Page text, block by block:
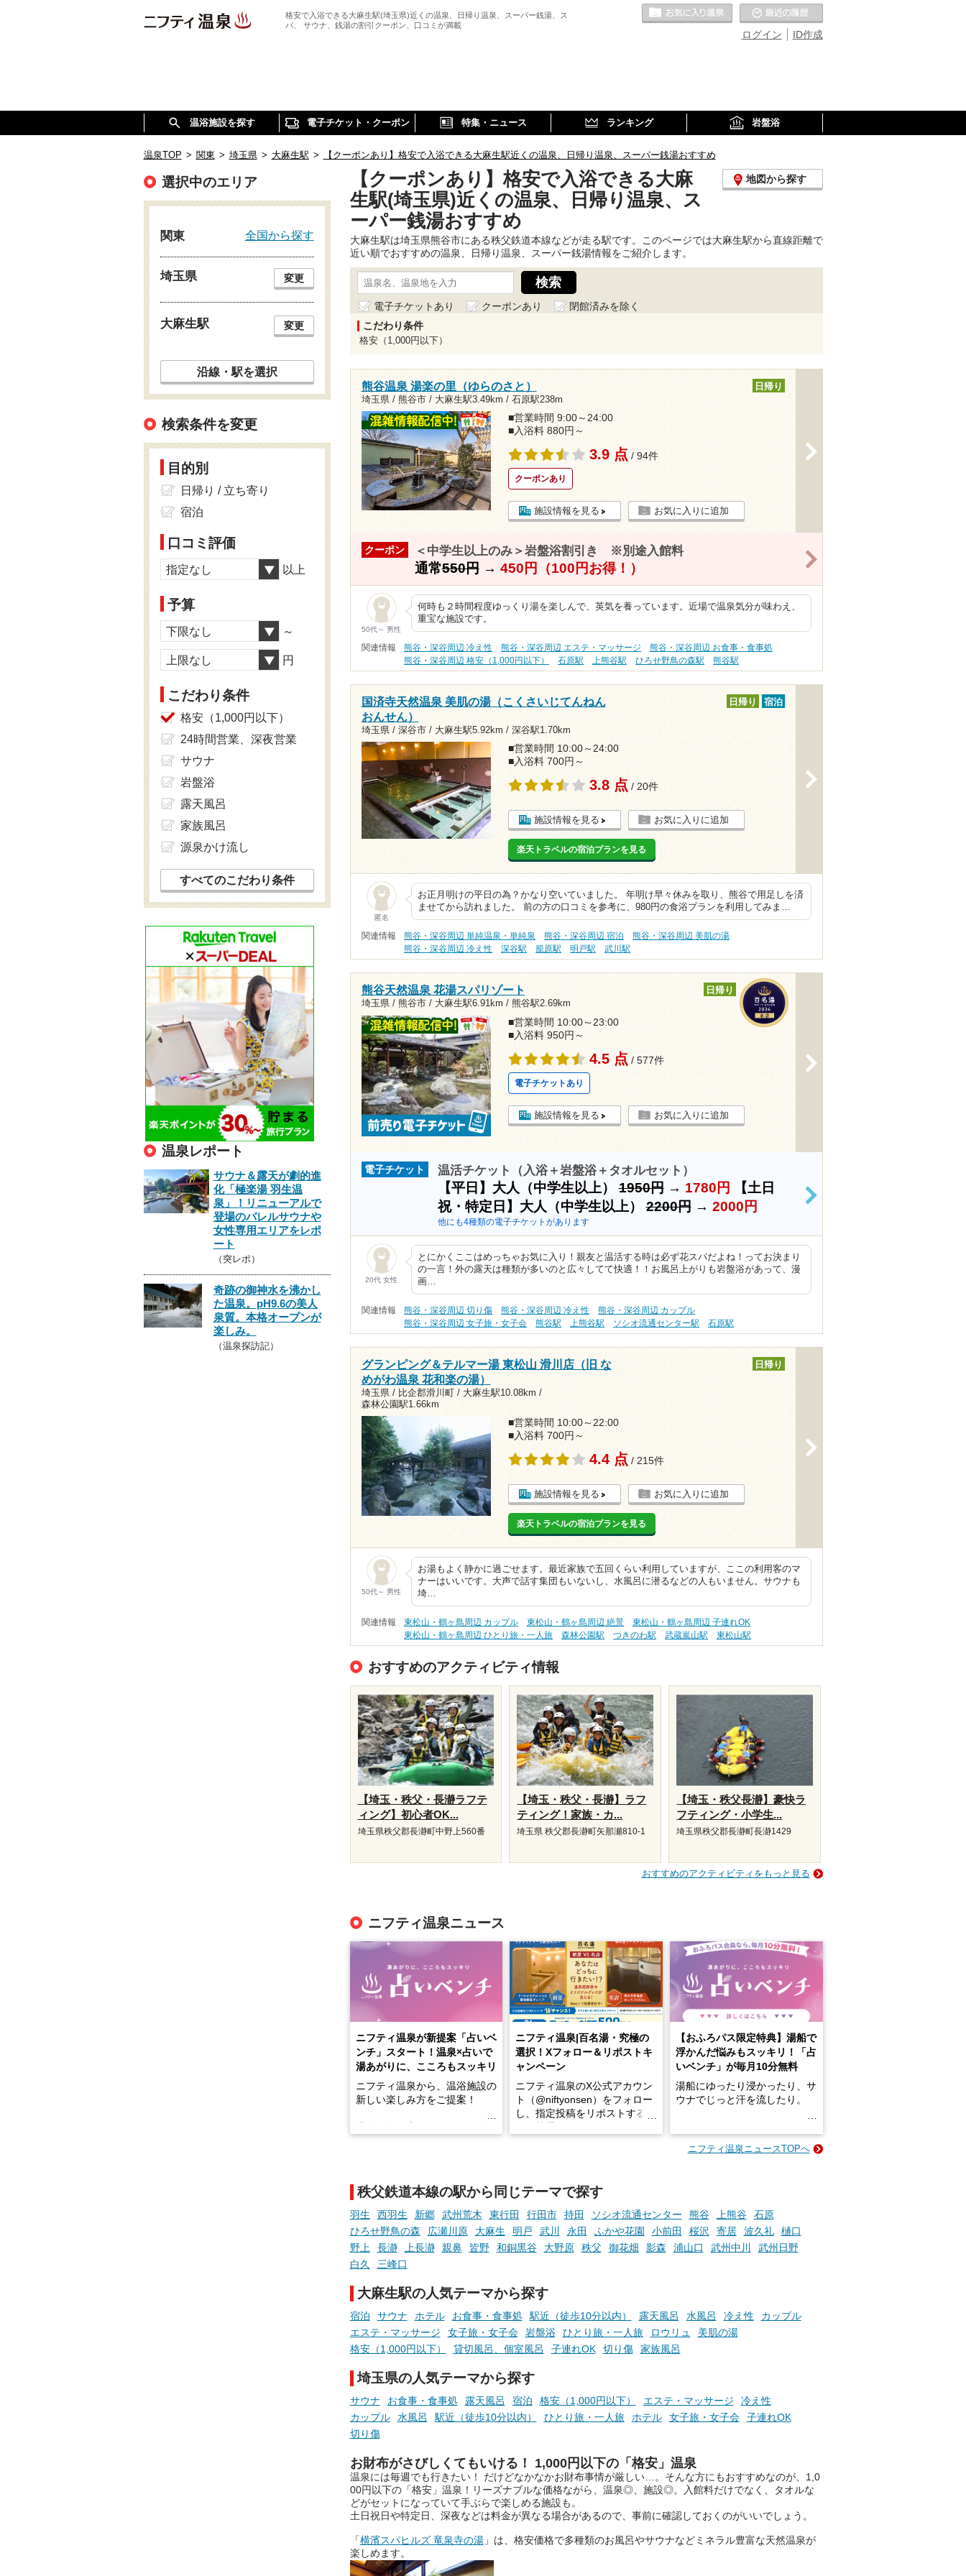
格安で入浴できる大麻生駅(埼玉県)近くの温泉、日帰り温泉、スーパー銭湯、ス
パ、 サウナ、銭湯の割引クーポン、口コミが満載
ID作成
ログイン
お気に入りの温泉
温浴施設を探す 電子チケット・クーポン 特集・ニュース ランキング 岩盤浴
温泉TOP > 関東 > 埼玉県 > 大麻生駅 > 【クーポンあり】格安で入浴できる大麻生駅近くの温泉、日帰り温泉、スーパー銭湯おすすめ
【クーポンあり】格安で入浴できる大麻
生駅(埼玉県)近くの温泉、日帰り温泉、ス
ーパー銭湯おすすめ
地図から探す
大麻生駅は埼玉県熊谷市にある秩父鉄道本線などが走る駅です。このページでは大麻生駅から直線距離で
近い順でおすすめの温泉、日帰り温泉、スーパー銭湯情報をご紹介します。
電子チケットあり クーポンあり
閉館済みを除く
こだわり条件
格安（1,000円以下）
熊谷温泉 湯楽の里（ゆらのさと）
埼玉県 / 熊谷市 / 大麻生駅3.49km / 石原駅238m
日帰り
■営業時間 9:00～24:00
■入浴料 880円～
3.9 点 / 94件
クーポンあり
施設情報を見る お気に入りに追加
クーポン ＜中学生以上のみ＞岩盤浴割引き ※別途入館料
通常550円→ 450円（100円お得！）
50代～ 男性
何時も２時間程度ゆっくり湯を楽しんで、英気を養っています。近場で温泉気分が味わえ、
重宝な施設です。
関連情報 熊谷・深谷周辺 冷え性 熊谷・深谷周辺 エステ・マッサージ
熊谷・深谷周辺 お食事・食事処
熊谷・深谷周辺 格安（1,000円以下）
石原駅 上熊谷駅 ひろせ野鳥の森駅 熊谷駅
国済寺天然温泉 美肌の湯（こくさいじてんねん
おんせん）
埼玉県 / 深谷市 / 大麻生駅5.92km / 深谷駅1.70km
日帰り 宿泊
■営業時間 10:00～24:00
■入浴料 700円～
3.8 点 / 20件
施設情報を見る お気に入りに追加
楽天トラベルの宿泊プランを見る
匿名
お正月明けの平日の為？かなり空いていました。 年明け早々休みを取り、熊谷で用足しを済
ませてから訪れました。 前の方の口コミを参考に、980円の食浴プランを利用してみま…
関連情報 熊谷・深谷周辺 単純温泉・単純泉 熊谷・深谷周辺 宿泊
熊谷・深谷周辺 美肌の湯
熊谷・深谷周辺 冷え性
深谷駅 籠原駅 明戸駅 武川駅
熊谷天然温泉 花湯スパリゾート
埼玉県 / 熊谷市 / 大麻生駅6.91km / 熊谷駅2.69km
日帰り
■営業時間 10:00～23:00
■入浴料 950円～
4.5 点 / 577件
電子チケットあり
施設情報を見る お気に入りに追加
電子チケット 温活チケット（入浴＋岩盤浴＋タオルセット）
【平日】大人（中学生以上）1950円→ 1780円
【土日
祝・特定日】大人（中学生以上）2200円→ 2000円
他にも4種類の電子チケットがあります
>
20代 女性
とにかくここはめっちゃお気に入り！親友と温活する時は必ず花スパだよね！ってお決まり
の一言！外の露天は種類が多いのと広々してて快適！！お風呂上がりも岩盤浴があって、漫
画…
関連情報 熊谷・深谷周辺 切り傷 熊谷・深谷周辺 冷え性
熊谷・深谷周辺 カップル
熊谷・深谷周辺 女子旅・女子会
熊谷駅 上熊谷駅 ソシオ流通センター駅 石原駅
グランピング＆テルマー湯 東松山 滑川店（旧 な
めがわ温泉 花和楽の湯）
埼玉県 / 比企郡滑川町 / 大麻生駅10.08km /
森林公園駅1.66km
日帰り
■営業時間 10:00～22:00
■入浴料 700円～
4.4 点 / 215件
施設情報を見る お気に入りに追加
楽天トラベルの宿泊プランを見る
50代～ 男性
お湯もよく静かに過ごせます。最近家族で五回くらい利用していますが、ここの利用客のマ
ナーはいいです。大声で話す集団もいないし、水風呂に潜るなどの人もいません。サウナも
埼…
関連情報 東松山・鶴ヶ島周辺 カップル 東松山・鶴ヶ島周辺 絶景
東松山・鶴ヶ島周辺 子連れOK
東松山・鶴ヶ島周辺 ひとり旅・一人旅
森林公園駅 つきのわ駅 武蔵嵐山駅 東松山駅
おすすめのアクティビティ情報
【埼玉・秩父・長瀞ラフテ
ィング】初心者OK...
埼玉県秩父郡長瀞町中野上560番
【埼玉・秩父・長瀞】ラフ
ティング！家族・カ...
埼玉県 秩父郡長瀞町矢那瀬810-1
【埼玉・秩父長瀞】豪快ラ
フティング・小学生...
埼玉県秩父郡長瀞町長瀞1429
おすすめのアクティビティをもっと見る
ニフティ温泉ニュース
ニフティ温泉が新提案「占いベ
ンチ」スタート！温泉×占いで
湯あがりに、こころもスッキリ
ニフティ温泉から、温浴施設の
新しい楽しみ方をご提案！
手相やタロットなど気軽に楽し
める占いで、“ととのう”おふろ
時間を、もっと特別に。
ニフティ温泉|百名湯・究極の
選択！Xフォロー＆リポストキ
ャンペーン
ニフティ温泉のX公式アカウン
ト（@niftyonsen）をフォロー
し、指定投稿をリポストする
【おふろパス限定特典】湯船で
浮かんだ悩みもスッキリ！「占
いベンチ」が毎月10分無料
湯船にゆったり浸かったり、サ
ウナでじっと汗を流したり。
そんな「一人でぼんやり過ごす
でくることはありませんか？
そんな心のつぶやきを、湯あが
りの温まった心のまま相談でき
たら素敵ですよね。
ニフティ温泉の「占いベンチ」
は、そんなあなたの心のつぶや
おふろパス会員様なら、この特
別なひとときを「毎月10分無
料」でご利用いただけます。
ニフティ温泉ニュースTOPへ
秩父鉄道本線の駅から同じテーマで探す
羽生 西羽生 新郷 武州荒木 東行田 行田市 持田 ソシオ流通センター 熊谷 上熊谷
石原
ひろせ野鳥の森
広瀬川原 大麻生 明戸 武川 永田 ふかや花園 小前田 桜沢 寄居 波久礼
樋口
野上
長瀞 上長瀞 親鼻 皆野 和銅黒谷 大野原 秩父 御花畑 影森 浦山口 武州中川
武州日野
白久
三峰口
大麻生駅の人気テーマから探す
宿泊 サウナ ホテル お食事・食事処 駅近（徒歩10分以内） 露天風呂 水風呂 冷え性
カップル
エステ・マッサージ
女子旅・女子会 岩盤浴 ひとり旅・一人旅 ロウリュ
美肌の湯
格安（1,000円以下）
貸切風呂、個室風呂 子連れOK 切り傷 家族風呂
埼玉県の人気テーマから探す
サウナ お食事・食事処 露天風呂 宿泊 格安（1,000円以下） エステ・マッサージ
冷え性
カップル
水風呂 駅近（徒歩10分以内） ひとり旅・一人旅 ホテル 女子旅・女子会
子連れOK
切り傷
お財布がさびしくてもいける！ 1,000円以下の「格安」温泉
温泉には毎週でも行きたい！ だけどなかなかお財布事情が厳しい…。そんな方にもおすすめなのが、1,0
00円以下の「格安」温泉！リーズナブルな価格ながら、温泉◎、施設◎。入館料だけでなく、タオルな
どがセットになっていて手ぶらで楽しめる施設も。
土日祝日や特定日、深夜などは料金が異なる場合があるので、事前に確認しておくのがいいでしょう。
「横濱スパヒルズ 竜泉寺の湯」は、格安価格で多種類のお風呂やサウナなどミネラル豊富な天然温泉が
楽しめます。
選択中のエリア
関東 全国から探す
埼玉県 変更
大麻生駅 変更
沿線・駅を選択
検索条件を変更
目的別
日帰り / 立ち寄り
宿泊
口コミ評価
指定なし 以上
予算
下限なし ～
上限なし 円
こだわり条件
格安（1,000円以下）
24時間営業、深夜営業
サウナ
岩盤浴
露天風呂
家族風呂
源泉かけ流し
すべてのこだわり条件
温泉レポート
サウナ＆露天が劇的進
化「極楽湯 羽生温
泉」！リニューアルで
登場のバレルサウナや
女性専用エリアをレポ
ート
（突レポ）
奇跡の御神水を沸かし
た温泉。pH9.6の美人
泉質。本格オープンが
楽しみ。
（温泉探訪記）